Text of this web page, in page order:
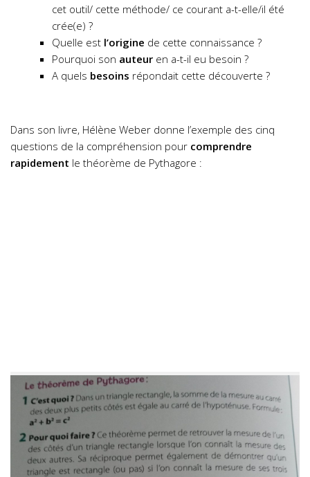
cet outil/ cette méthode/ ce courant a-t-elle/il été
crée(e) ?
Quelle est l’origine de cette connaissance ?
Pourquoi son auteur en a-t-il eu besoin ?
A quels besoins répondait cette découverte ?
Dans son livre, Hélène Weber donne l’exemple des cinq
questions de la compréhension pour comprendre
rapidement le théorème de Pythagore :